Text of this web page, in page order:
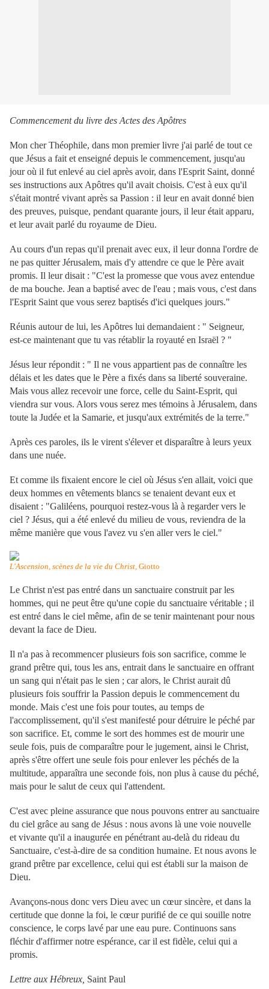
Commencement du livre des Actes des Apôtres
Mon cher Théophile, dans mon premier livre j'ai parlé de tout ce
que Jésus a fait et enseigné depuis le commencement, jusqu'au
jour où il fut enlevé au ciel après avoir, dans l'Esprit Saint, donné
ses instructions aux Apôtres qu'il avait choisis. C'est à eux qu'il
s'était montré vivant après sa Passion : il leur en avait donné bien
des preuves, puisque, pendant quarante jours, il leur était apparu,
et leur avait parlé du royaume de Dieu.
Au cours d'un repas qu'il prenait avec eux, il leur donna l'ordre de
ne pas quitter Jérusalem, mais d'y attendre ce que le Père avait
promis. Il leur disait : "C'est la promesse que vous avez entendue
de ma bouche. Jean a baptisé avec de l'eau ; mais vous, c'est dans
l'Esprit Saint que vous serez baptisés d'ici quelques jours."
Réunis autour de lui, les Apôtres lui demandaient : " Seigneur,
est-ce maintenant que tu vas rétablir la royauté en Israël ? "
Jésus leur répondit : " Il ne vous appartient pas de connaître les
délais et les dates que le Père a fixés dans sa liberté souveraine.
Mais vous allez recevoir une force, celle du Saint-Esprit, qui
viendra sur vous. Alors vous serez mes témoins à Jérusalem, dans
toute la Judée et la Samarie, et jusqu'aux extrémités de la terre."
Après ces paroles, ils le virent s'élever et disparaître à leurs yeux
dans une nuée.
Et comme ils fixaient encore le ciel où Jésus s'en allait, voici que
deux hommes en vêtements blancs se tenaient devant eux et
disaient : "Galiléens, pourquoi restez-vous là à regarder vers le
ciel ? Jésus, qui a été enlevé du milieu de vous, reviendra de la
même manière que vous l'avez vu s'en aller vers le ciel."
L'Ascension, scènes de la vie du Christ, Giotto
Le Christ n'est pas entré dans un sanctuaire construit par les
hommes, qui ne peut être qu'une copie du sanctuaire véritable ; il
est entré dans le ciel même, afin de se tenir maintenant pour nous
devant la face de Dieu.
Il n'a pas à recommencer plusieurs fois son sacrifice, comme le
grand prêtre qui, tous les ans, entrait dans le sanctuaire en offrant
un sang qui n'était pas le sien ; car alors, le Christ aurait dû
plusieurs fois souffrir la Passion depuis le commencement du
monde. Mais c'est une fois pour toutes, au temps de
l'accomplissement, qu'il s'est manifesté pour détruire le péché par
son sacrifice. Et, comme le sort des hommes est de mourir une
seule fois, puis de comparaître pour le jugement, ainsi le Christ,
après s'être offert une seule fois pour enlever les péchés de la
multitude, apparaîtra une seconde fois, non plus à cause du péché,
mais pour le salut de ceux qui l'attendent.
C'est avec pleine assurance que nous pouvons entrer au sanctuaire
du ciel grâce au sang de Jésus : nous avons là une voie nouvelle
et vivante qu'il a inaugurée en pénétrant au-delà du rideau du
Sanctuaire, c'est-à-dire de sa condition humaine. Et nous avons le
grand prêtre par excellence, celui qui est établi sur la maison de
Dieu.
Avançons-nous donc vers Dieu avec un cœur sincère, et dans la
certitude que donne la foi, le cœur purifié de ce qui souille notre
conscience, le corps lavé par une eau pure. Continuons sans
fléchir d'affirmer notre espérance, car il est fidèle, celui qui a
promis.
Lettre aux Hébreux, Saint Paul